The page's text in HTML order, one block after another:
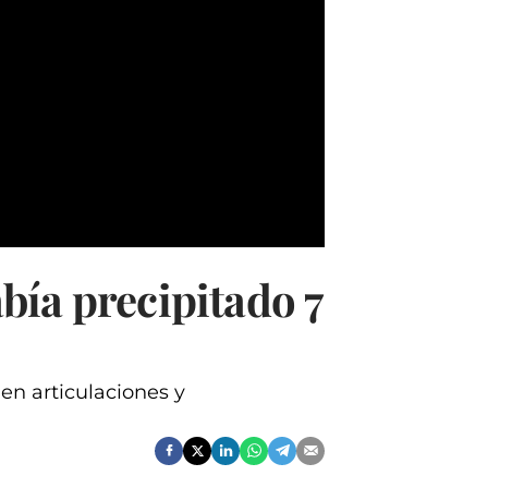
precipitado 7
articulaciones y